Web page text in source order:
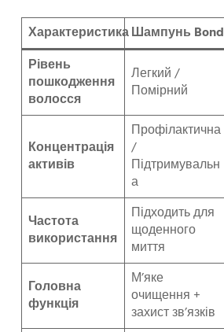
ХарактеристикаШампунь Bond
Рівень
пошкодження
волосся
Легкий /
Помірний
Концентрація
активів
Профілактична
/
Підтримувальн
а
Частота
використання
Підходить для
щоденного
миття
Головна
функція
М’яке
очищення +
захист зв’язків